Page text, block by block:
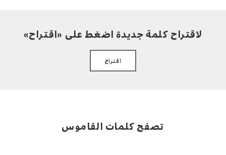
لاقتراح كلمة جديدة اضغط على «اقتراح»
اقتراح
تصفح كلمات القاموس